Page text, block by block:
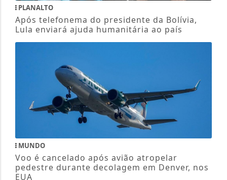
PLANALTO
Após telefonema do presidente da Bolívia,
Lula enviará ajuda humanitária ao país
MUNDO
Voo é cancelado após avião atropelar
pedestre durante decolagem em Denver, nos
EUA